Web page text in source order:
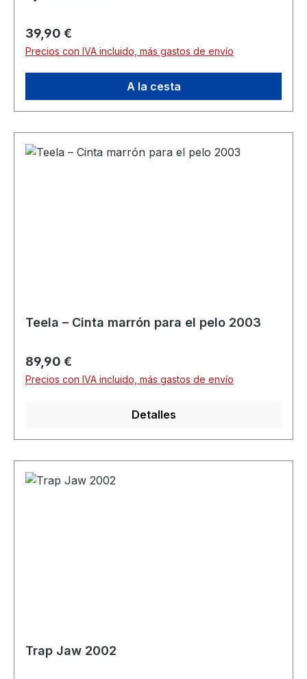
Precio normal:
39,90 €
Precios con IVA incluido, más gastos de envío
A la cesta
Teela – Cinta marrón para el pelo 2003
Precio normal:
89,90 €
Precios con IVA incluido, más gastos de envío
Detalles
Trap Jaw 2002